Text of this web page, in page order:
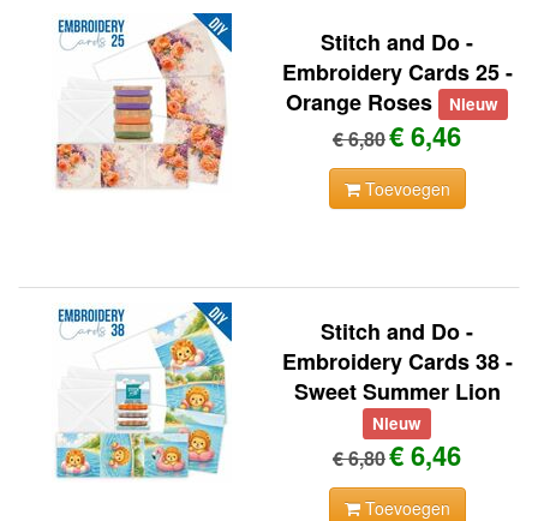
Stitch and Do -
Embroidery Cards 25 -
Orange Roses Nieuw
€ 6,80€ 6,46
Toevoegen
Stitch and Do -
Embroidery Cards 38 -
Sweet Summer Lion
Nieuw
€ 6,80€ 6,46
Toevoegen